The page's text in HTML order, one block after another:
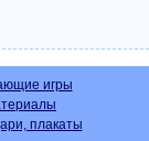
игры
плакаты